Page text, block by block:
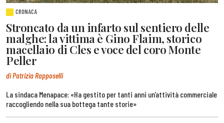
CRONACA
Stroncato da un infarto sul sentiero delle
malghe: la vittima è Gino Flaim, storico
macellaio di Cles e voce del coro Monte
Peller
di Patrizia Rapposelli
La sindaca Menapace: «Ha gestito per tanti anni un’attività commerciale
raccogliendo nella sua bottega tante storie»